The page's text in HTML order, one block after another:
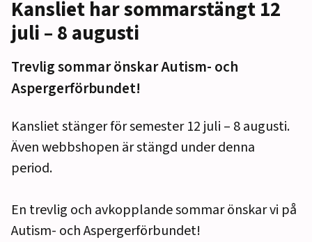
Kansliet har sommarstängt 12
juli – 8 augusti
Trevlig sommar önskar Autism- och
Aspergerförbundet!
Kansliet stänger för semester 12 juli – 8 augusti.
Även webbshopen är stängd under denna
period.
En trevlig och avkopplande sommar önskar vi på
Autism- och Aspergerförbundet!